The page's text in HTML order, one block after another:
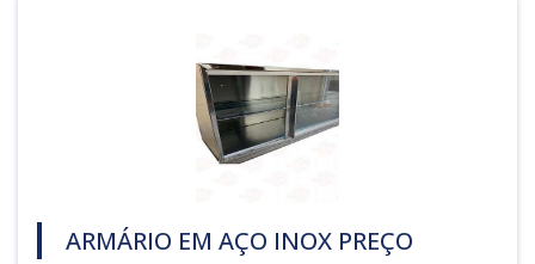
ARMÁRIO EM AÇO INOX PREÇO